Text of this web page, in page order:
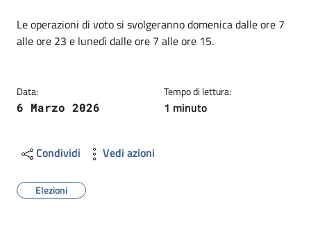
Le operazioni di voto si svolgeranno domenica dalle ore 7
alle ore 23 e lunedì dalle ore 7 alle ore 15.
Data:
6 Marzo 2026
Tempo di lettura:
1 minuto
Condividi Vedi azioni
Elezioni